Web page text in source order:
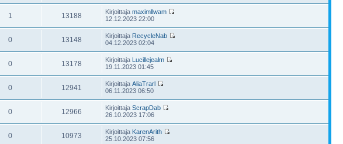
1 13188 Kirjoittajamaximllwam
12.12.2023 22:00
0 13148 Kirjoittaja RecycleNab
04.12.2023 02:04
0 13178 Kirjoittaja Lucillejealm
19.11.2023 01:45
0 12941 KirjoittajaAliaTrarl
06.11.2023 06:50
0 12966 KirjoittajaScrapDab
26.10.2023 17:06
0 10973 Kirjoittaja KarenArith
25.10.2023 07:56